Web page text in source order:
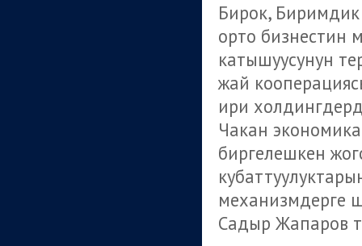
Бирок, Биримдик
орто бизнестин
катышуусунун
жай
ири
Чакан
биргелешкен
Садыр Жапаров